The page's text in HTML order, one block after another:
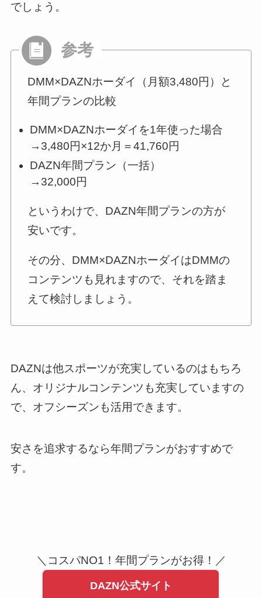
でしょう。
DMM×DAZNホーダイ（月額3,480円）と
年間プランの比較
DMM×DAZNホーダイを1年使った場合
→3,480円×12か月＝41,760円
DAZN年間プラン（一括）
→32,000円
というわけで、DAZN年間プランの方が
安いです。
その分、DMM×DAZNホーダイはDMMの
コンテンツも見れますので、それを踏ま
えて検討しましょう。
DAZNは他スポーツが充実しているのはもちろ
ん、オリジナルコンテンツも充実していますの
で、オフシーズンも活用できます。
安さを追求するなら年間プランがおすすめで
す。
＼コスパNO1！年間プランがお得！／
DAZN公式サイト